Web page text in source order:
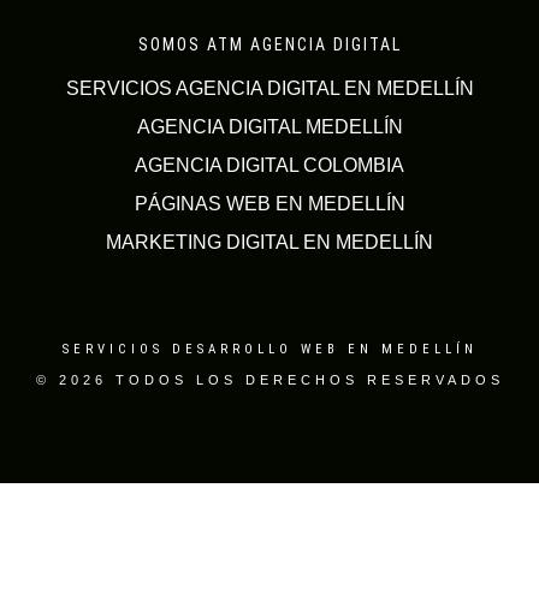
SOMOS ATM AGENCIA DIGITAL
SERVICIOS AGENCIA DIGITAL EN MEDELLÍN
AGENCIA DIGITAL MEDELLÍN
AGENCIA DIGITAL COLOMBIA
PÁGINAS WEB EN MEDELLÍN
MARKETING DIGITAL EN MEDELLÍN
© 2026 TODOS LOS DERECHOS RESERVADOS
SERVICIOS DESARROLLO WEB EN MEDELLÍN